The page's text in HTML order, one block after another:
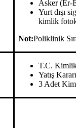
Asker (Er-
Yurt dışı
kimlik
Not:Poliklinik
T.C. Kimlik
Yatış
3 Adet